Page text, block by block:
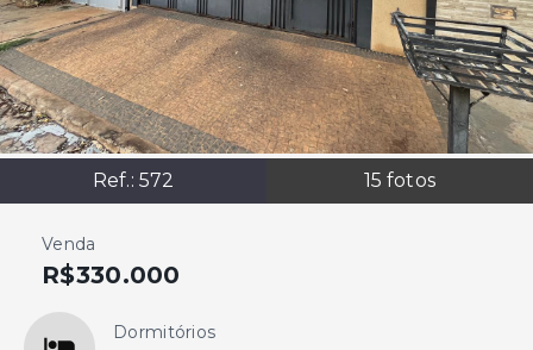
Ref.: 572 15 fotos
Venda
R$330.000
Dormitórios